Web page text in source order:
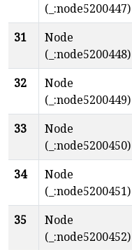
(_:node5200447)
31
Node
(_:node5200448)
32
Node
(_:node5200449)
33
Node
(_:node5200450)
34
Node
(_:node5200451)
35
Node
(_:node5200452)